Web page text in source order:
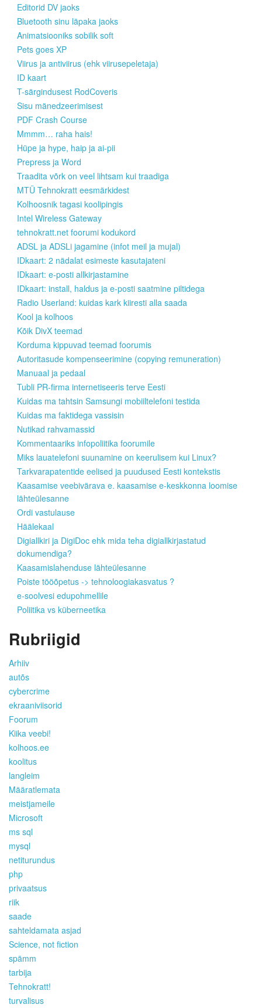
Editorid DV jaoks
Bluetooth sinu läpaka jaoks
Animatsiooniks sobilik soft
Pets goes XP
Viirus ja antiviirus (ehk viirusepeletaja)
ID kaart
T-särgindusest RodCoveris
Sisu mänedzeerimisest
PDF Crash Course
Mmmm… raha hais!
Hüpe ja hype, haip ja ai-pii
Prepress ja Word
Traadita võrk on veel lihtsam kui traadiga
MTÜ Tehnokratt eesmärkidest
Kolhoosnik tagasi koolipingis
Intel Wireless Gateway
tehnokratt.net foorumi kodukord
ADSL ja ADSLi jagamine (infot meil ja mujal)
IDkaart: 2 nädalat esimeste kasutajateni
IDkaart: e-posti allkirjastamine
IDkaart: install, haldus ja e-posti saatmine piltidega
Radio Userland: kuidas kark kiiresti alla saada
Kool ja kolhoos
Kõik DivX teemad
Korduma kippuvad teemad foorumis
Autoritasude kompenseerimine (copying remuneration)
Manuaal ja pedaal
Tubli PR-firma internetiseeris terve Eesti
Kuidas ma tahtsin Samsungi mobiiltelefoni testida
Kuidas ma faktidega vassisin
Nutikad rahvamassid
Kommentaariks infopoliitika foorumile
Miks lauatelefoni suunamine on keerulisem kui Linux?
Tarkvarapatentide eelised ja puudused Eesti kontekstis
Kaasamise veebivärava e. kaasamise e-keskkonna loomise
lähteülesanne
Ordi vastulause
Häälekaal
Digiallkiri ja DigiDoc ehk mida teha digiallkirjastatud
dokumendiga?
Kaasamislahenduse lähteülesanne
Poiste tööõpetus -> tehnoloogiakasvatus ?
e-soolvesi edupohmellile
Poliitika vs küberneetika
Rubriigid
Arhiiv
autõs
cybercrime
ekraaniviisorid
Foorum
Kiika veebi!
kolhoos.ee
koolitus
langleim
Määratlemata
meistjameile
Microsoft
ms sql
mysql
netiturundus
php
privaatsus
riik
saade
sahteldamata asjad
Science, not fiction
spämm
tarbija
Tehnokratt!
turvalisus